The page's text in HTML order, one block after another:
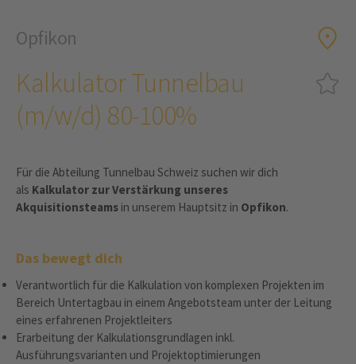
Opfikon
Kalkulator Tunnelbau
(m/w/d) 80-100%
Für die Abteilung Tunnelbau Schweiz suchen wir dich
als Kalkulator zur Verstärkung unseres
Akquisitionsteams in unserem Hauptsitz in Opfikon.
Das bewegt dich
Verantwortlich für die Kalkulation von komplexen Projekten im
Bereich Untertagbau in einem Angebotsteam unter der Leitung
eines erfahrenen Projektleiters
Erarbeitung der Kalkulationsgrundlagen inkl.
Ausführungsvarianten und Projektoptimierungen